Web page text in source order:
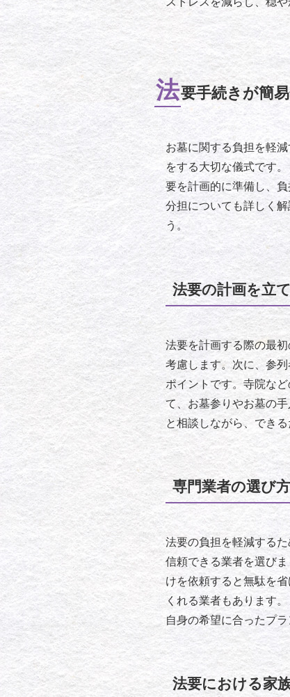
法要手続きが簡
お墓に関する負担を軽
をする大切な儀式です
要を計画的に準備し、
分担についても詳しく
う。
法要の計画を立
法要を計画する際の最
考慮します。次に、参
ポイントです。寺院な
て、お墓参りやお墓の
と相談しながら、でき
専門業者の選び
法要の負担を軽減する
信頼できる業者を選び
けを依頼すると無駄を
くれる業者もあります
自身の希望に合ったプ
法要における家